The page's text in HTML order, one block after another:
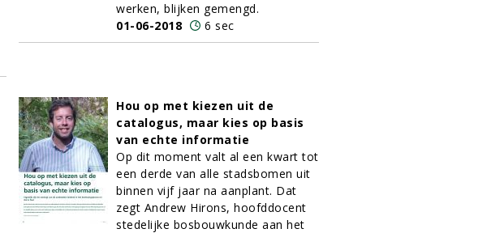
werken, blijken gemengd.
01-06-2018
6 sec
Hou op met kiezen uit de
catalogus, maar kies op basis
van echte informatie
Op dit moment valt al een kwart tot
een derde van alle stadsbomen uit
binnen vijf jaar na aanplant. Dat
zegt Andrew Hirons, hoofddocent
stedelijke bosbouwkunde aan het